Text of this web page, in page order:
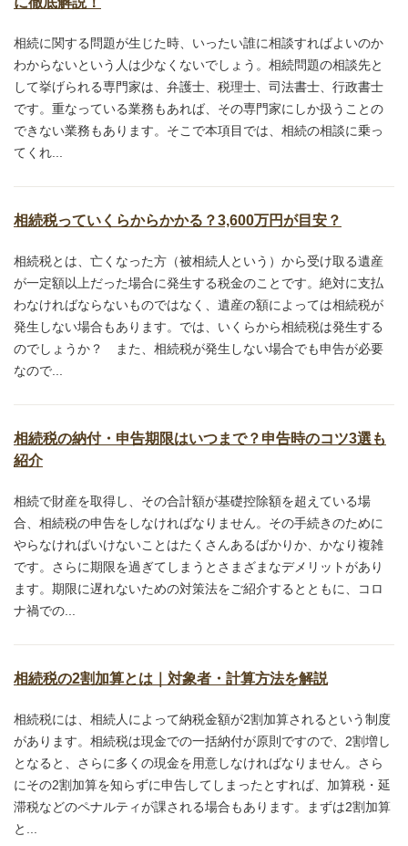
相続に関する問題が生じた時、いったい誰に相談すればよいのか
わからないという人は少なくないでしょう。相続問題の相談先と
して挙げられる専門家は、弁護士、税理士、司法書士、行政書士
です。重なっている業務もあれば、その専門家にしか扱うことの
できない業務もあります。そこで本項目では、相続の相談に乗っ
てくれ...
相続税っていくらからかかる？3,600万円が目安？
相続税とは、亡くなった方（被相続人という）から受け取る遺産
が一定額以上だった場合に発生する税金のことです。絶対に支払
わなければならないものではなく、遺産の額によっては相続税が
発生しない場合もあります。では、いくらから相続税は発生する
のでしょうか？ また、相続税が発生しない場合でも申告が必要
なので...
相続税の納付・申告期限はいつまで？申告時のコツ3選も
紹介
相続で財産を取得し、その合計額が基礎控除額を超えている場
合、相続税の申告をしなければなりません。その手続きのために
やらなければいけないことはたくさんあるばかりか、かなり複雑
です。さらに期限を過ぎてしまうとさまざまなデメリットがあり
ます。期限に遅れないための対策法をご紹介するとともに、コロ
ナ禍での...
相続税の2割加算とは｜対象者・計算方法を解説
相続税には、相続人によって納税金額が2割加算されるという制度
があります。相続税は現金での一括納付が原則ですので、2割増し
となると、さらに多くの現金を用意しなければなりません。さら
にその2割加算を知らずに申告してしまったとすれば、加算税・延
滞税などのペナルティが課される場合もあります。まずは2割加算
と...